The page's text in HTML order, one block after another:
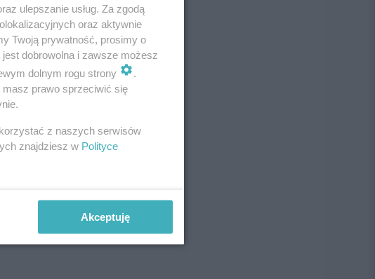
ulepszanie usług. Za zgodą
oraz aktywnie
Twoją prywatność, prosimy o
dobrowolna i zawsze możesz
dolnym rogu strony
prawo sprzeciwić się
z naszych serwisów
znajdziesz w Polityce
Akceptuję